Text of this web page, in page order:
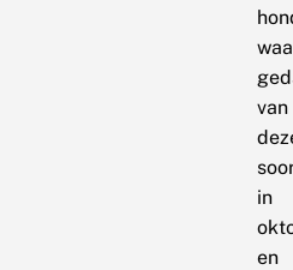
van
in
en